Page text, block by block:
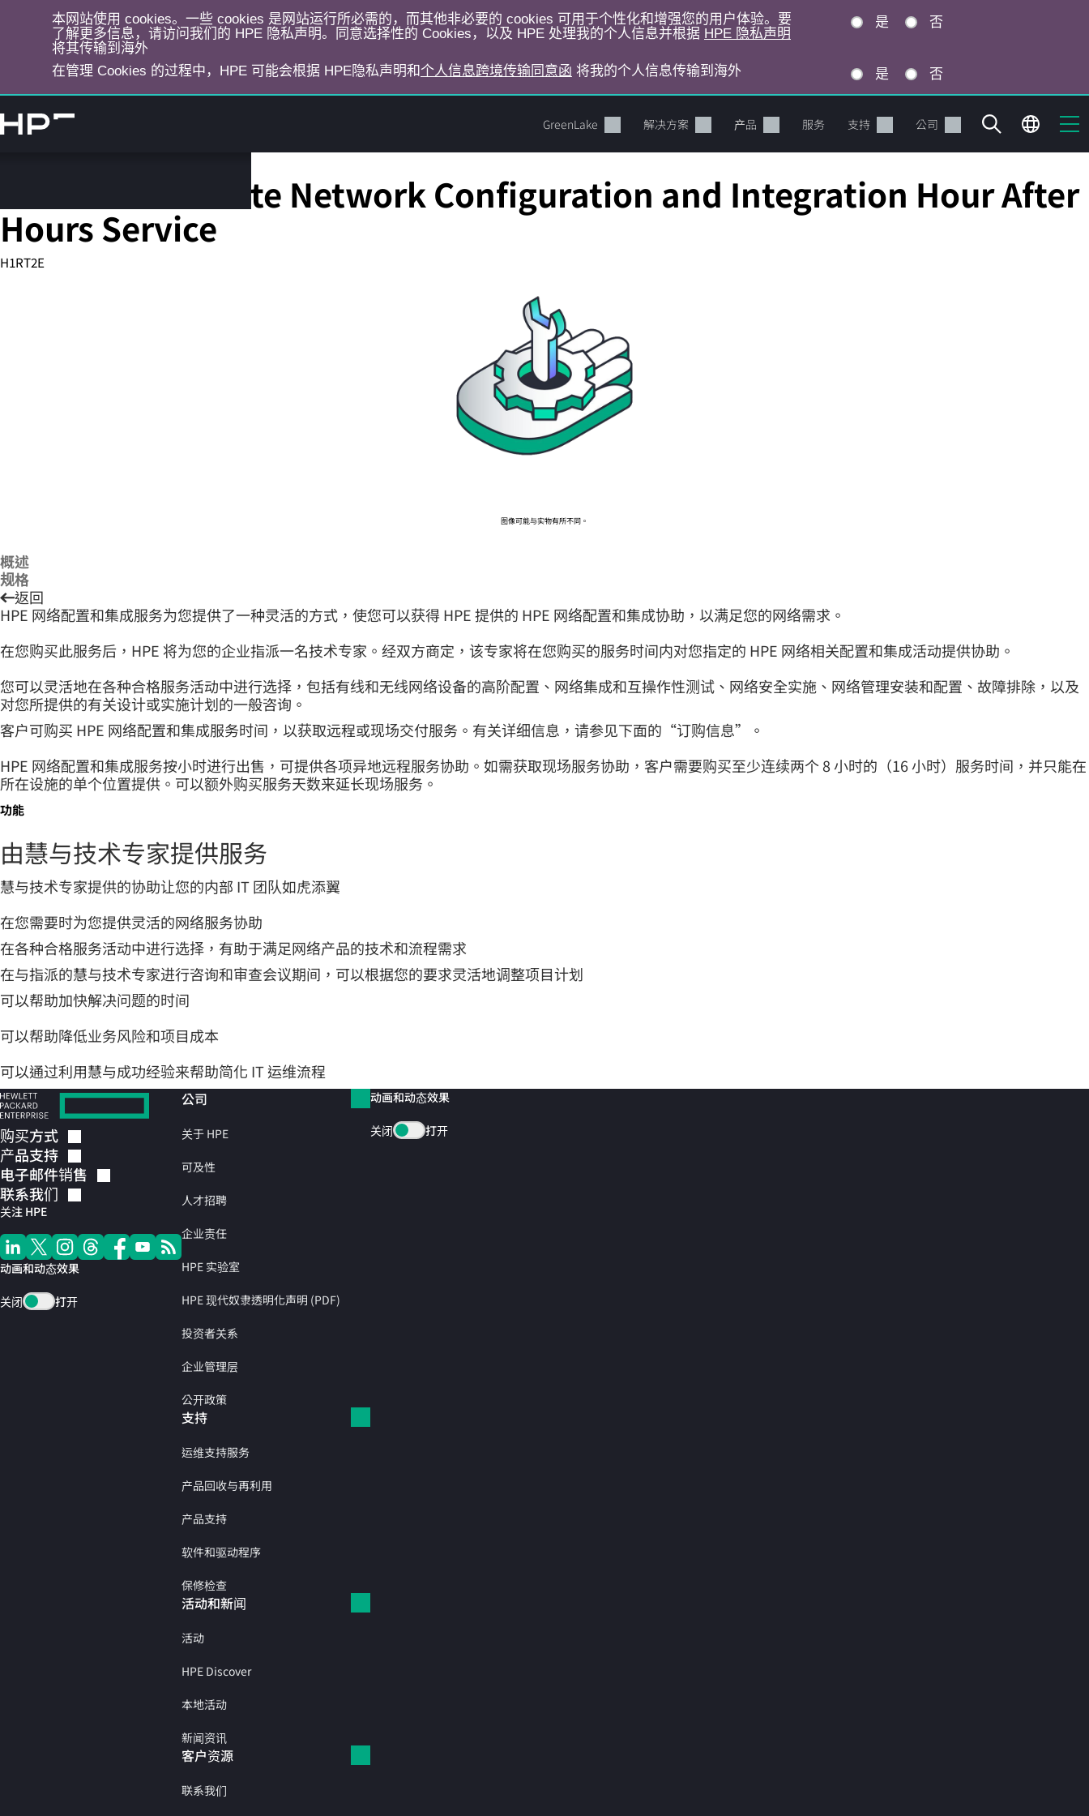
本网站使用 cookies。一些 cookies 是网站运行所必需的，而其他非必要的 cookies 可用于个性化和增强您的用户体验。要
了解更多信息，请访问我们的 HPE 隐私声明。同意选择性的 Cookies，以及 HPE 处理我的个人信息并根据 HPE 隐私声明
将其传输到海外
是 否
在管理 Cookies 的过程中，HPE 可能会根据 HPE隐私声明和 个人信息跨境传输同意函 将我的个人信息传输到海外 是 否
转
到
GreenLake 解决方案 产品 服务 支持 公司
您的购物车目前是空的
前往 HPE 商店浏览、配置和订购。
立即购买
HPE DCIG Remote Network Configuration and Integration Hour After
Hours Service
H1RT2E
图像可能与实物有所不同。
概述
规格
返回
HPE 网络配置和集成服务为您提供了一种灵活的方式，使您可以获得 HPE 提供的 HPE 网络配置和集成协助，以满足您的网络需求。
在您购买此服务后，HPE 将为您的企业指派一名技术专家。经双方商定，该专家将在您购买的服务时间内对您指定的 HPE 网络相关配置和集成活动提供协助。
您可以灵活地在各种合格服务活动中进行选择，包括有线和无线网络设备的高阶配置、网络集成和互操作性测试、网络安全实施、网络管理安装和配置、故障排除，以及
对您所提供的有关设计或实施计划的一般咨询。
客户可购买 HPE 网络配置和集成服务时间，以获取远程或现场交付服务。有关详细信息，请参见下面的“订购信息”。
HPE 网络配置和集成服务按小时进行出售，可提供各项异地远程服务协助。如需获取现场服务协助，客户需要购买至少连续两个 8 小时的（16 小时）服务时间，并只能在
所在设施的单个位置提供。可以额外购买服务天数来延长现场服务。
功能
由慧与技术专家提供服务
慧与技术专家提供的协助让您的内部 IT 团队如虎添翼
在您需要时为您提供灵活的网络服务协助
在各种合格服务活动中进行选择，有助于满足网络产品的技术和流程需求
在与指派的慧与技术专家进行咨询和审查会议期间，可以根据您的要求灵活地调整项目计划
可以帮助加快解决问题的时间
可以帮助降低业务风险和项目成本
可以通过利用慧与成功经验来帮助简化 IT 运维流程
购买方式
产品支持
电子邮件销售
联系我们
关注 HPE
动画和动态效果
关闭 打开
公司
关于 HPE
可及性
人才招聘
企业责任
HPE 实验室
HPE 现代奴隶透明化声明 (PDF)
投资者关系
企业管理层
公开政策
支持
运维支持服务
产品回收与再利用
产品支持
软件和驱动程序
保修检查
活动和新闻
活动
HPE Discover
本地活动
新闻资讯
客户资源
联系我们
动画和动态效果
关闭 打开